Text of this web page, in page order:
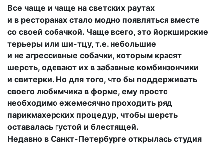
Все чаще и чаще на светских раутах
и в ресторанах стало модно появляться вместе
со своей собачкой. Чаще всего, это йоркширские
терьеры или ши-тцу, т.е. небольшие
и не агрессивные собачки, которым красят
шерсть, одевают их в забавные комбинзончики
и свитерки. Но для того, что бы поддерживать
своего любимчика в форме, ему просто
необходимо ежемесячно проходить ряд
парикмахерских процедур, чтобы шерсть
оставалась густой и блестящей.
Недавно в Санкт-Петербурге открылась студия